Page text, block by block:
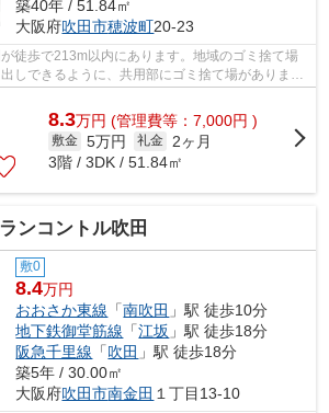
築40年 / 51.84㎡
大阪府吹田市穂波町20-23
徒歩で213m以内にあります。地域のゴミ捨て場
しできるように、共用部にゴミ捨て場がありま
支払いいただけ...
8.3万円 (管理費等：7,000円 )
敷金 5万円 礼金
2ヶ月
3階 / 3DK / 51.84㎡
ンコントル吹田
敷0
8.4万円
おおさか東線 「南吹田 」駅 徒歩10分
地下鉄御堂筋線 「江坂 」駅 徒歩18分
阪急千里線 「吹田 」駅 徒歩18分
築5年 / 30.00㎡
大阪府吹田市南金田 １丁目13-10